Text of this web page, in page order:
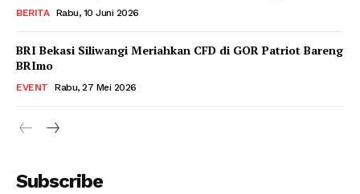
BERITA Rabu, 10 Juni 2026
BRI Bekasi Siliwangi Meriahkan CFD di GOR Patriot Bareng
BRImo
EVENT Rabu, 27 Mei 2026
Subscribe